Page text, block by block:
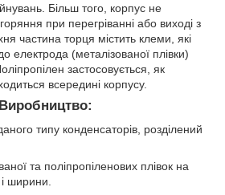
Більш того, корпус не
при перегріванні або виході з
частина торця містить клеми, які
електрода (металізованої плівки)
застосовується, як
всередині корпусу.
Виробництво:
типу конденсаторів, розділений
та поліпропіленових плівок на
ширини.